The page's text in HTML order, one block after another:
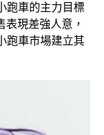
跑車的主力目標
現差強人意，
跑車市場建立其